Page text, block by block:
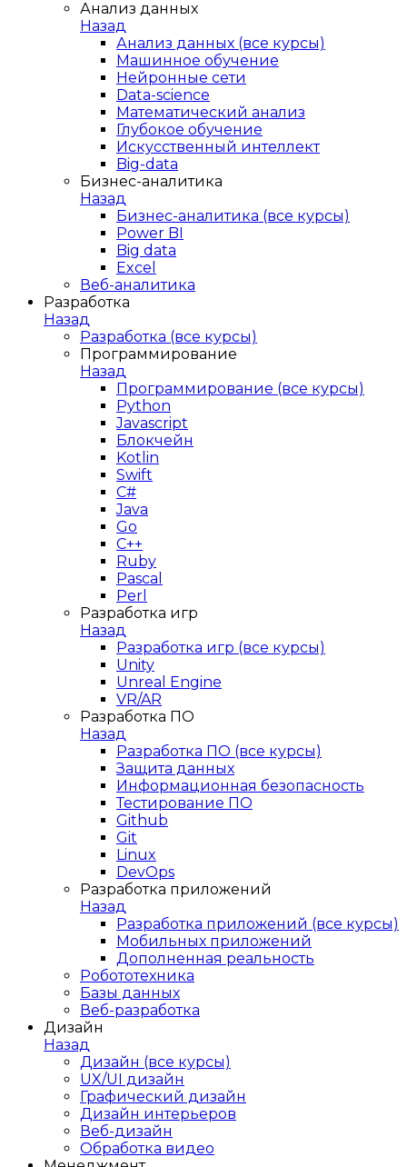
Анализ данных
Назад
Анализ данных (все курсы)
Машинное обучение
Нейронные сети
Data-science
Математический анализ
Глубокое обучение
Искусственный интеллект
Big-data
Бизнес-аналитика
Назад
Бизнес-аналитика (все курсы)
Power BI
Big data
Excel
Веб-аналитика
Разработка
Назад
Разработка (все курсы)
Программирование
Назад
Программирование (все курсы)
Python
Javascript
Блокчейн
Kotlin
Swift
C#
Java
Go
C++
Ruby
Pascal
Perl
Разработка игр
Назад
Разработка игр (все курсы)
Unity
Unreal Engine
VR/AR
Разработка ПО
Назад
Разработка ПО (все курсы)
Защита данных
Информационная безопасность
Тестирование ПО
Github
Git
Linux
DevOps
Разработка приложений
Назад
Разработка приложений (все курсы)
Мобильных приложений
Дополненная реальность
Робототехника
Базы данных
Веб-разработка
Дизайн
Назад
Дизайн (все курсы)
UX/UI дизайн
Графический дизайн
Дизайн интерьеров
Веб-дизайн
Обработка видео